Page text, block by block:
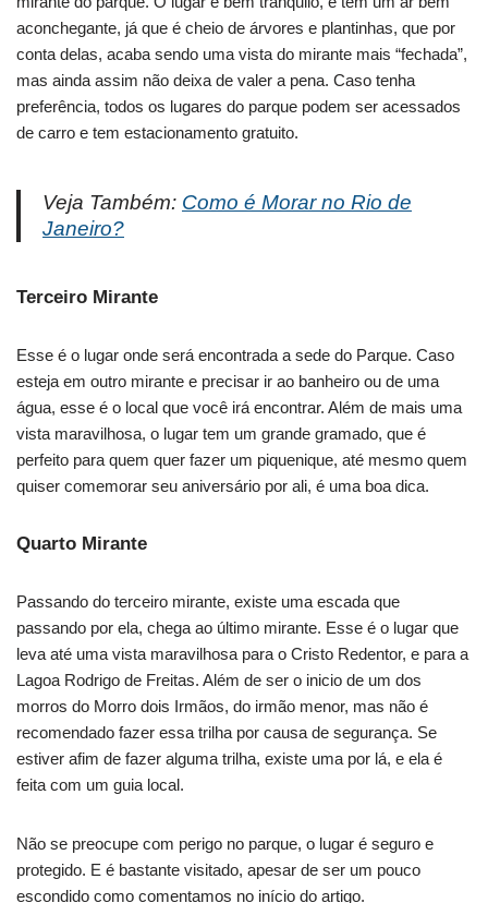
aconchegante, já que é cheio de árvores e plantinhas, que por
conta delas, acaba sendo uma vista do mirante mais “fechada”,
mas ainda assim não deixa de valer a pena. Caso tenha
preferência, todos os lugares do parque podem ser acessados
de carro e tem estacionamento gratuito.
Veja Também: Como é Morar no Rio de
Janeiro?
Terceiro Mirante
Esse é o lugar onde será encontrada a sede do Parque. Caso
esteja em outro mirante e precisar ir ao banheiro ou de uma
água, esse é o local que você irá encontrar. Além de mais uma
vista maravilhosa, o lugar tem um grande gramado, que é
perfeito para quem quer fazer um piquenique, até mesmo quem
quiser comemorar seu aniversário por ali, é uma boa dica.
Quarto Mirante
Passando do terceiro mirante, existe uma escada que
passando por ela, chega ao último mirante. Esse é o lugar que
leva até uma vista maravilhosa para o Cristo Redentor, e para a
Lagoa Rodrigo de Freitas. Além de ser o inicio de um dos
morros do Morro dois Irmãos, do irmão menor, mas não é
recomendado fazer essa trilha por causa de segurança. Se
estiver afim de fazer alguma trilha, existe uma por lá, e ela é
feita com um guia local.
Não se preocupe com perigo no parque, o lugar é seguro e
protegido. E é bastante visitado, apesar de ser um pouco
escondido como comentamos no início do artigo.